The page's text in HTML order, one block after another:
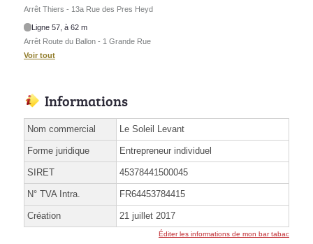
Arrêt Thiers - 13a Rue des Pres Heyd
Ligne 57, à 62 m
Arrêt Route du Ballon - 1 Grande Rue
Voir tout
Informations
Nom commercial Le Soleil Levant
Forme juridique Entrepreneur individuel
SIRET 45378441500045
N° TVA Intra. FR64453784415
Création 21 juillet 2017
Éditer les informations de mon bar tabac